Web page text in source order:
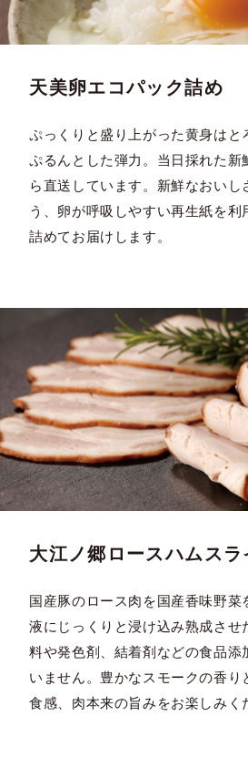
天美卵エコパック詰め
ぷっくりと盛り上がった黄身はと
ぷるんとした弾力。当日採れた新
ら直送しています。新鮮なおいし
う、卵が呼吸しやすい再生紙を利
詰めてお届けします。
大江ノ郷ロースハムスラ
国産豚のロース肉を国産香味野菜
液にじっくりと浸け込み熟成させ
料や発色剤、結着剤などの食品添
いません。豊かなスモークの香り
食感、肉本来の旨みをお楽しみく